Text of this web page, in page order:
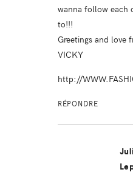
wanna follow each
to!!!
Greetings and love
VICKY
http://
RÉPONDRE